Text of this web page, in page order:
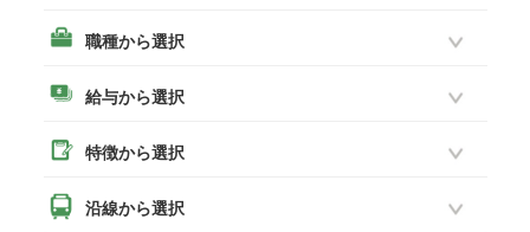
いわき市(19)
須賀川市(14)
二本松市(8)
南相馬市(2)
職種から選択
給与から選択
特徴から選択
沿線から選択